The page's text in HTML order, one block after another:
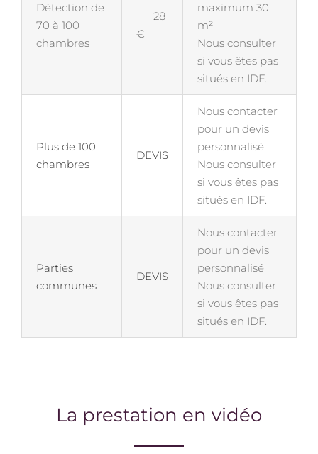
Détection de
70 à 100
chambres
28
€
maximum 30
m²
Nous consulter
si vous êtes pas
situés en IDF.
Plus de 100
chambres
DEVIS
Nous contacter
pour un devis
personnalisé
Nous consulter
si vous êtes pas
situés en IDF.
Parties
communes
DEVIS
Nous contacter
pour un devis
personnalisé
Nous consulter
si vous êtes pas
situés en IDF.
La prestation en vidéo